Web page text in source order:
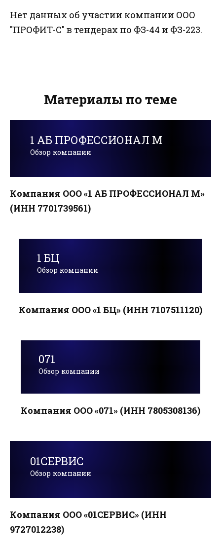
Нет данных об участии компании ООО
"ПРОФИТ-С" в тендерах по ФЗ-44 и ФЗ-223.
Материалы по теме
1 АБ ПРОФЕССИОНАЛ М
Обзор компании
Компания ООО «1 АБ ПРОФЕССИОНАЛ М»
(ИНН 7701739561)
1 БЦ
Обзор компании
Компания ООО «1 БЦ» (ИНН 7107511120)
071
Обзор компании
Компания ООО «071» (ИНН 7805308136)
01СЕРВИС
Обзор компании
Компания ООО «01СЕРВИС» (ИНН
9727012238)